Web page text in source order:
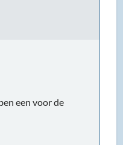
een voor de